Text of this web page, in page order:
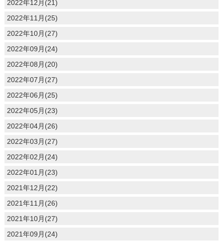
2022年12月(21)
2022年11月(25)
2022年10月(27)
2022年09月(24)
2022年08月(20)
2022年07月(27)
2022年06月(25)
2022年05月(23)
2022年04月(26)
2022年03月(27)
2022年02月(24)
2022年01月(23)
2021年12月(22)
2021年11月(26)
2021年10月(27)
2021年09月(24)